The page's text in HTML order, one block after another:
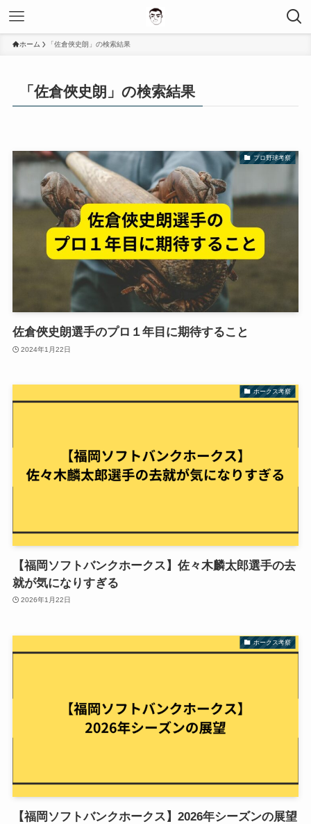
ホーム 「佐倉俠史朗」の検索結果
「佐倉俠史朗」の検索結果
プロ野球考察
佐倉俠史朗選手のプロ１年目に期待すること
2024年1月22日
ホークス考察
【福岡ソフトバンクホークス】佐々木麟太郎選手の去
就が気になりすぎる
2026年1月22日
ホークス考察
【福岡ソフトバンクホークス】2026年シーズンの展望